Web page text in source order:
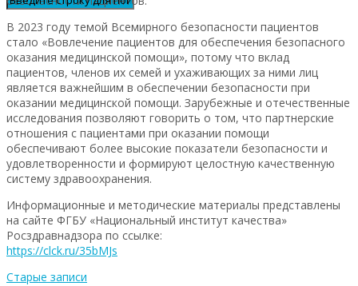
В 2023 году темой Всемирного безопасности пациентов
стало «Вовлечение пациентов для обеспечения безопасного
оказания медицинской помощи», потому что вклад
пациентов, членов их семей и ухаживающих за ними лиц
является важнейшим в обеспечении безопасности при
оказании медицинской помощи. Зарубежные и отечественные
исследования позволяют говорить о том, что партнерские
отношения с пациентами при оказании помощи
обеспечивают более высокие показатели безопасности и
удовлетворенности и формируют целостную качественную
систему здравоохранения.
Информационные и методические материалы представлены
на сайте ФГБУ «Национальный институт качества»
Росздравнадзора по ссылке:​
https://clck.ru/35bMJs
Старые записи